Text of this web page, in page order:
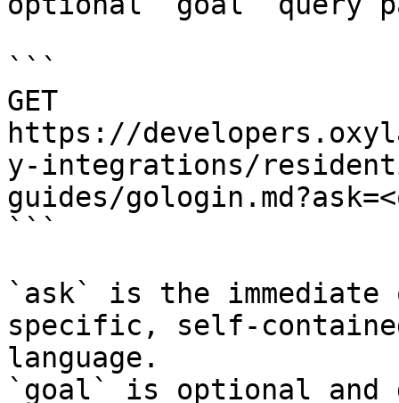
```
GET
https://
y-integrations/
guides/
```
`ask` is the
specific, self-
language.
`goal` is optional and